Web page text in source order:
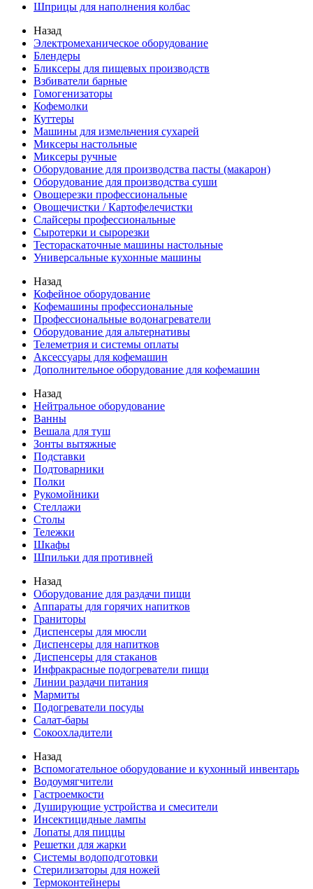
Шприцы для наполнения колбас
Назад
Электромеханическое оборудование
Блендеры
Бликсеры для пищевых производств
Взбиватели барные
Гомогенизаторы
Кофемолки
Куттеры
Машины для измельчения сухарей
Миксеры настольные
Миксеры ручные
Оборудование для производства пасты (макарон)
Оборудование для производства суши
Овощерезки профессиональные
Овощечистки / Картофелечистки
Слайсеры профессиональные
Сыротерки и сырорезки
Тестораскаточные машины настольные
Универсальные кухонные машины
Назад
Кофейное оборудование
Кофемашины профессиональные
Профессиональные водонагреватели
Оборудование для альтернативы
Телеметрия и системы оплаты
Аксессуары для кофемашин
Дополнительное оборудование для кофемашин
Назад
Нейтральное оборудование
Ванны
Вешала для туш
Зонты вытяжные
Подставки
Подтоварники
Полки
Рукомойники
Стеллажи
Столы
Тележки
Шкафы
Шпильки для противней
Назад
Оборудование для раздачи пищи
Аппараты для горячих напитков
Граниторы
Диспенсеры для мюсли
Диспенсеры для напитков
Диспенсеры для стаканов
Инфракрасные подогреватели пищи
Линии раздачи питания
Мармиты
Подогреватели посуды
Салат-бары
Сокоохладители
Назад
Вспомогательное оборудование и кухонный инвентарь
Водоумягчители
Гастроемкости
Душирующие устройства и смесители
Инсектицидные лампы
Лопаты для пиццы
Решетки для жарки
Системы водоподготовки
Стерилизаторы для ножей
Термоконтейнеры